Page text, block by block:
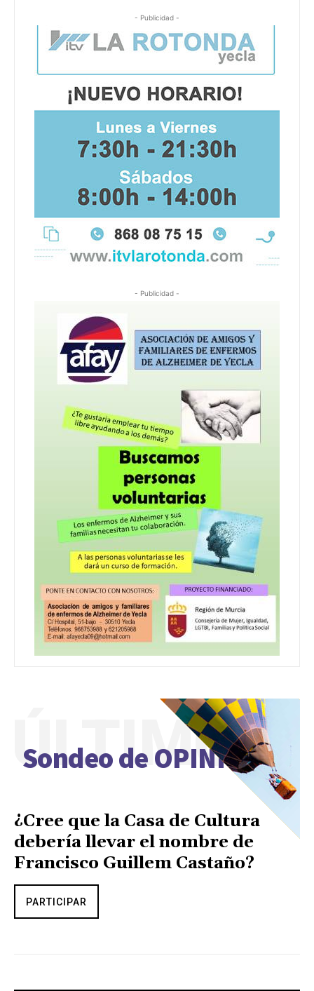
- Publicidad -
- Publicidad -
Sondeo de OPINIÓN
ÚLTIMO
¿Cree que la Casa de Cultura
debería llevar el nombre de
Francisco Guillem Castaño?
PARTICIPAR